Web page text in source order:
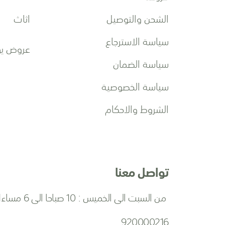
الشحن والتوصيل
سياسة الاسترجاع
سياسة الضمان
سياسة الخصوصية
الشروط والاحكام
اثاث
عروض
تواصل معنا
من السبت الى الخميس : 10 صباحا الى 6 مساءا
920000216